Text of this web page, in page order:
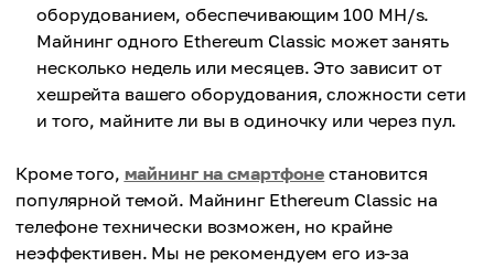
оборудованием, обеспечивающим 100 MH/s.
Майнинг одного Ethereum Classic может занять
несколько недель или месяцев. Это зависит от
хешрейта вашего оборудования, сложности сети
и того, майните ли вы в одиночку или через пул.
Кроме того, майнинг на смартфоне становится
популярной темой. Майнинг Ethereum Classic на
телефоне технически возможен, но крайне
неэффективен. Мы не рекомендуем его из-за